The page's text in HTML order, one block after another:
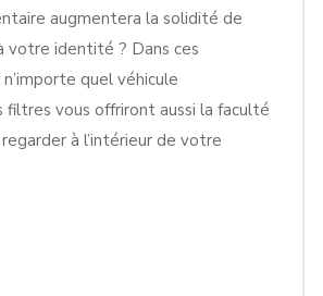
augmentera la solidité de
votre identité ? Dans ces
quel véhicule
vous offriront aussi la faculté
à l’intérieur de votre